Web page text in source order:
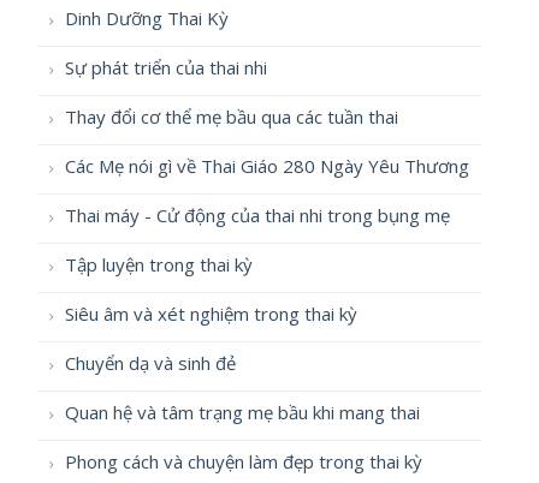
Dinh Dưỡng Thai Kỳ
Sự phát triển của thai nhi
Thay đổi cơ thể mẹ bầu qua các tuần thai
Các Mẹ nói gì về Thai Giáo 280 Ngày Yêu Thương
Thai máy - Cử động của thai nhi trong bụng mẹ
Tập luyện trong thai kỳ
Siêu âm và xét nghiệm trong thai kỳ
Chuyển dạ và sinh đẻ
Quan hệ và tâm trạng mẹ bầu khi mang thai
Phong cách và chuyện làm đẹp trong thai kỳ